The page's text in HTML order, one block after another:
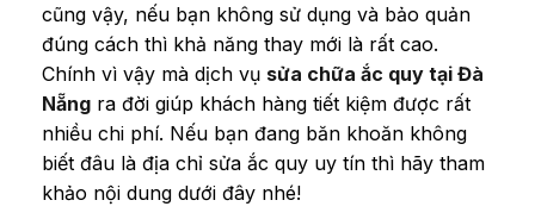
cũng vậy, nếu bạn không sử dụng và bảo quản
đúng cách thì khả năng thay mới là rất cao.
Chính vì vậy mà dịch vụ sửa chữa ắc quy tại Đà
Nẵng ra đời giúp khách hàng tiết kiệm được rất
nhiều chi phí. Nếu bạn đang băn khoăn không
biết đâu là địa chỉ sửa ắc quy uy tín thì hãy tham
khảo nội dung dưới đây nhé!